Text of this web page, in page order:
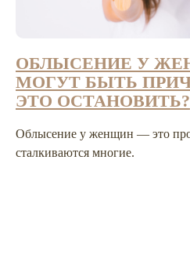
ОБЛЫСЕНИЕ У
МОГУТ БЫТЬ
ЭТО ОСТАНОВИТЬ?
Облысение у женщин — это
сталкиваются многие.